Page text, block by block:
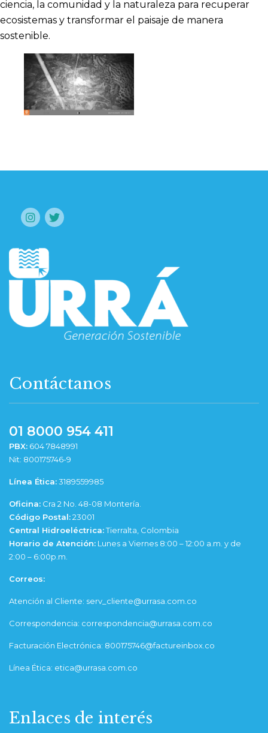
ciencia, la comunidad y la naturaleza para recuperar
ecosistemas y transformar el paisaje de manera
sostenible.
Contáctanos
01 8000 954 411
PBX: 604 7848991
Nit: 800175746-9
Línea Ética:3189559985
Oficina: Cra 2 No. 48-08 Montería.
Código Postal:23001
Central Hidroeléctrica:Tierralta, Colombia
Horario de Atención: Lunes a Viernes 8:00 – 12:00 a.m. y de
2:00 – 6:00p.m.
Correos:
Atención al Cliente: serv_cliente@urrasa.com.co
Correspondencia: correspondencia@urrasa.com.co
Facturación Electrónica: 800175746@factureinbox.co
Línea Ética: etica@urrasa.com.co
Enlaces de interés